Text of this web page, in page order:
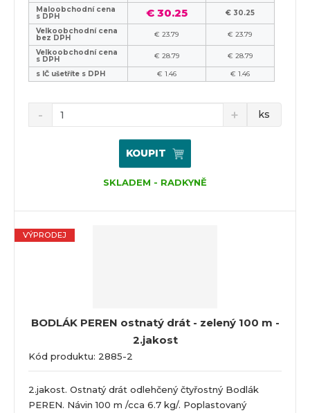
Maloobchodní cena
s DPH € 30.25
€ 30.25
Velkoobchodní cena
bez DPH € 23.79
€ 23.79
Velkoobchodní cena
s DPH € 28.79
€ 28.79
s IČ ušetříte s DPH
€ 1.46 € 1.46
ks
KOUPIT
SKLADEM - RADKYNĚ
BODLÁK PEREN ostnatý drát - zelený 100 m -
2.jakost
Kód produktu: 2885-2
VÝPRODEJ
2.jakost. Ostnatý drát odlehčený čtyřostný Bodlák
PEREN. Návin 100 m /cca 6.7 kg/. Poplastovaný